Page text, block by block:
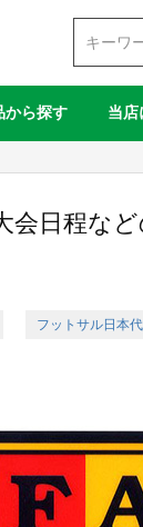
から探す 当店
会日程な
フットサル日本